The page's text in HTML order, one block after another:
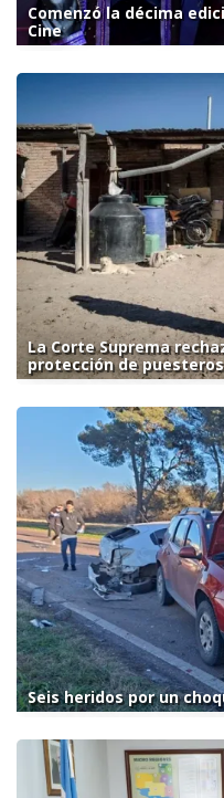
Comenzó la décima
Cine
La Corte Suprema
protección de
Seis heridos por un